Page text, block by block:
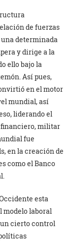
de fuerzas
determinada
y dirige a la
ello bajo la
Así pues,
en el motor
mundial, así
liderando el
militar
fue
en la creación de
como el Banco
esta
modelo laboral
cierto control